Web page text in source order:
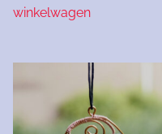
winkelwagen